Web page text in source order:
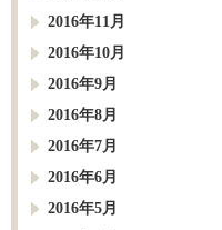
2016年11月
2016年10月
2016年9月
2016年8月
2016年7月
2016年6月
2016年5月